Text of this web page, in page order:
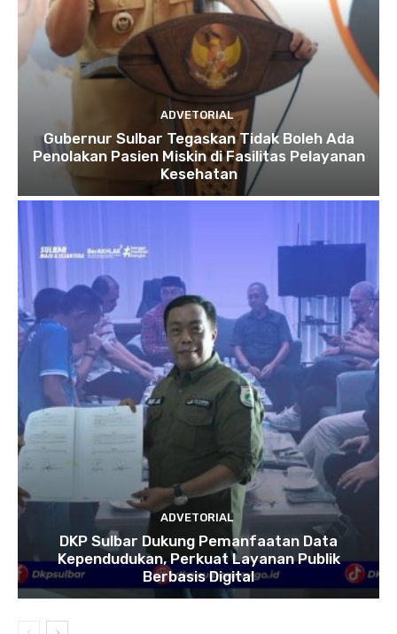
ADVETORIAL
Gubernur Sulbar Tegaskan Tidak Boleh Ada
Penolakan Pasien Miskin di Fasilitas Pelayanan
Kesehatan
ADVETORIAL
DKP Sulbar Dukung Pemanfaatan Data
Kependudukan, Perkuat Layanan Publik
Berbasis Digital